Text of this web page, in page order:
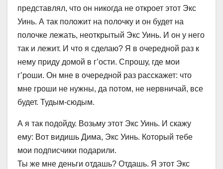
представлял, что он никогда не откроет этот Экс
Уинь. А так положит на полочку и он будет на
полочке лежать, неоткрытый Экс Уинь. И он у него
так и лежит. И что я сделаю? Я в очередной раз к
нему приду домой в г’ости. Спрошу, где мои
г’роши. Он мне в очередной раз расскажет: что
мне гроши не нужны, да потом, не нервничай, все
будет. Тудым-сюдым.
А я так подойду. Возьму этот Экс Уинь. И скажу
ему: Вот видишь Дима, Экс Уинь. Который тебе
мои подписчики подарили.
Ты же мне деньги отдашь? Отдашь. Я этот Экс